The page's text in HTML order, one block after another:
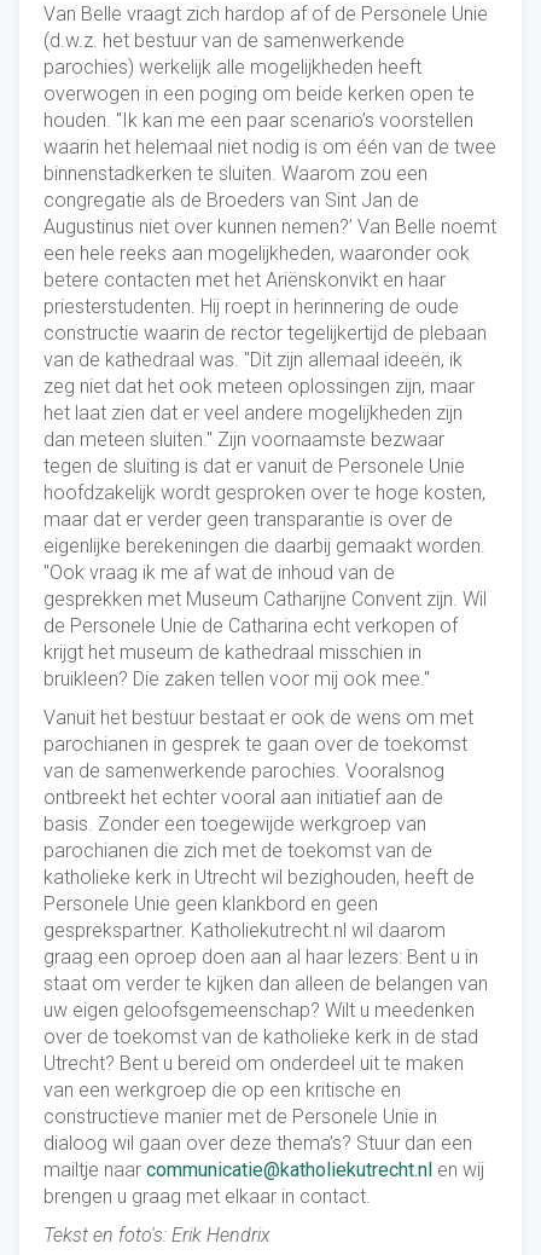
Van Belle vraagt zich hardop af of de Personele Unie
(d.w.z. het bestuur van de samenwerkende
parochies) werkelijk alle mogelijkheden heeft
overwogen in een poging om beide kerken open te
houden. "Ik kan me een paar scenario’s voorstellen
waarin het helemaal niet nodig is om één van de twee
binnenstadkerken te sluiten. Waarom zou een
congregatie als de Broeders van Sint Jan de
Augustinus niet over kunnen nemen?’ Van Belle noemt
een hele reeks aan mogelijkheden, waaronder ook
betere contacten met het Ariënskonvikt en haar
priesterstudenten. Hij roept in herinnering de oude
constructie waarin de rector tegelijkertijd de plebaan
van de kathedraal was. "Dit zijn allemaal ideeën, ik
zeg niet dat het ook meteen oplossingen zijn, maar
het laat zien dat er veel andere mogelijkheden zijn
dan meteen sluiten." Zijn voornaamste bezwaar
tegen de sluiting is dat er vanuit de Personele Unie
hoofdzakelijk wordt gesproken over te hoge kosten,
maar dat er verder geen transparantie is over de
eigenlijke berekeningen die daarbij gemaakt worden.
"Ook vraag ik me af wat de inhoud van de
gesprekken met Museum Catharijne Convent zijn. Wil
de Personele Unie de Catharina echt verkopen of
krijgt het museum de kathedraal misschien in
bruikleen? Die zaken tellen voor mij ook mee."
Vanuit het bestuur bestaat er ook de wens om met
parochianen in gesprek te gaan over de toekomst
van de samenwerkende parochies. Vooralsnog
ontbreekt het echter vooral aan initiatief aan de
basis. Zonder een toegewijde werkgroep van
parochianen die zich met de toekomst van de
katholieke kerk in Utrecht wil bezighouden, heeft de
Personele Unie geen klankbord en geen
gesprekspartner. Katholiekutrecht.nl wil daarom
graag een oproep doen aan al haar lezers: Bent u in
staat om verder te kijken dan alleen de belangen van
uw eigen geloofsgemeenschap? Wilt u meedenken
over de toekomst van de katholieke kerk in de stad
Utrecht? Bent u bereid om onderdeel uit te maken
van een werkgroep die op een kritische en
constructieve manier met de Personele Unie in
dialoog wil gaan over deze thema’s? Stuur dan een
mailtje naar communicatie@katholiekutrecht.nl en wij
brengen u graag met elkaar in contact.
Tekst en foto's: Erik Hendrix